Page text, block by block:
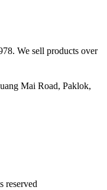
We sell products over
Mai Road, Paklok,
reserved